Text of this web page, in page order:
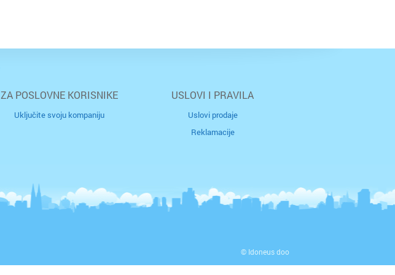
ZA POSLOVNE KORISNIKE
Uključite svoju kompaniju
USLOVI I PRAVILA
Uslovi prodaje
Reklamacije
© Idoneus doo